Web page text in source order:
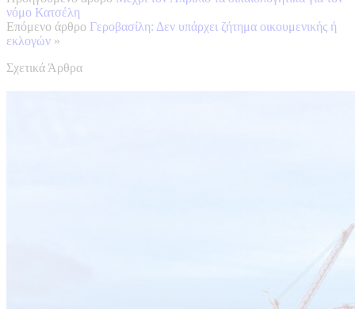
νόμο Κατσέλη
Επόμενο άρθρο Γεροβασίλη: Δεν υπάρχει ζήτημα οικουμενικής ή
εκλογών »
Σχετικά Άρθρα